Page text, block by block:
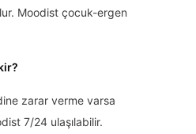
Moodist çocuk-ergen
zarar verme varsa
7/24 ulaşılabilir.